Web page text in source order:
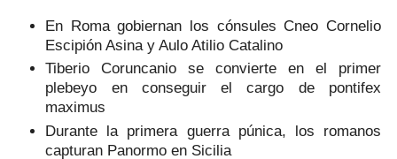
En Roma gobiernan los cónsules Cneo Cornelio
Escipión Asina y Aulo Atilio Catalino
Tiberio Coruncanio se convierte en el primer
plebeyo en conseguir el cargo de pontifex
maximus
Durante la primera guerra púnica, los romanos
capturan Panormo en Sicilia